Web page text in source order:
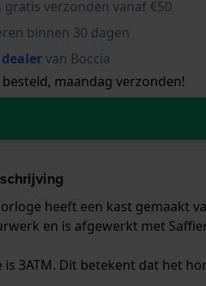
gratis verzonden vanaf €50
binnen 30 dagen
van Boccia
maandag verzonden!
heeft een kast gemaakt
en is afgewerkt met
is 3ATM. Dit betekent dat het